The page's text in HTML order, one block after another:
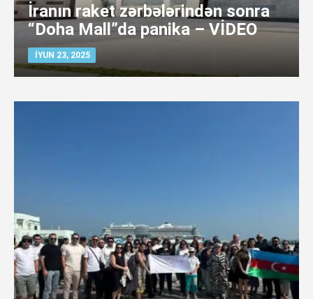
İranın raket zərbələrindən sonra
“Doha Mall”da panika – VİDEO
İYUN 23, 2025